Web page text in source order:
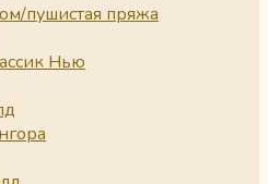
пушистая пряжа
Нью